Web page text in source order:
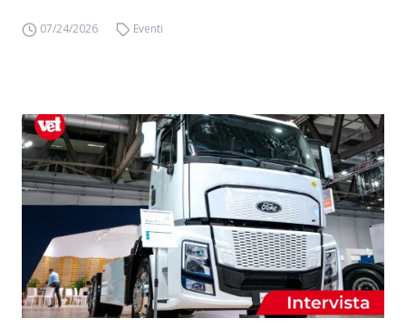
07/24/2026 Eventi